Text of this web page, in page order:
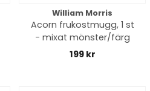
William Morris
Acorn frukostmugg, 1 st
- mixat mönster/färg
199 kr